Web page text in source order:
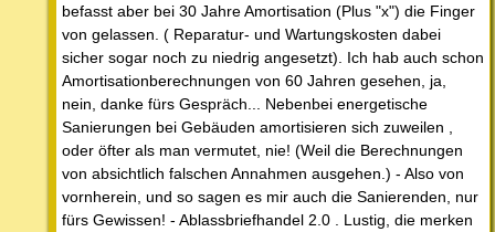
befasst aber bei 30 Jahre Amortisation (Plus "x") die Finger
von gelassen. ( Reparatur- und Wartungskosten dabei
sicher sogar noch zu niedrig angesetzt). Ich hab auch schon
Amortisationberechnungen von 60 Jahren gesehen, ja,
nein, danke fürs Gespräch... Nebenbei energetische
Sanierungen bei Gebäuden amortisieren sich zuweilen ,
oder öfter als man vermutet, nie! (Weil die Berechnungen
von absichtlich falschen Annahmen ausgehen.) - Also von
vornherein, und so sagen es mir auch die Sanierenden, nur
fürs Gewissen! - Ablassbriefhandel 2.0 . Lustig, die merken